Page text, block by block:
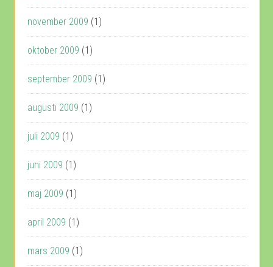
november 2009 (1)
oktober 2009 (1)
september 2009 (1)
augusti 2009 (1)
juli 2009 (1)
juni 2009 (1)
maj 2009 (1)
april 2009 (1)
mars 2009 (1)